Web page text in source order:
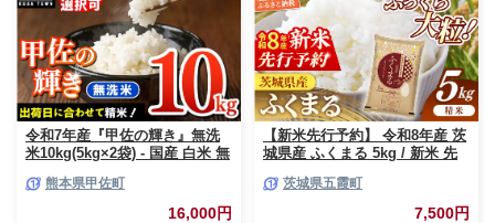
令和7年産『甲佐の輝き』無洗
米10kg(5kg×2袋) - 国産 白米 無
米 訳あり 厳選 マイスター 生活
応援 ひのひかり 森のくまさん
熊本県甲佐町
16,000円
【新米先行予約】 令和8年産 茨
城県産 ふくまる 5kg / 新米 先
精米 特A米 特A 特A評価 旨味
安心 美味しい 茨城県 五霞町
茨城県五霞町
7,500円